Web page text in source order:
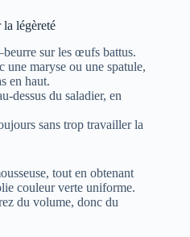
la légèreté
sur les œufs battus.
une maryse ou une spatule,
en haut.
dessus du saladier, en
sans trop travailler la
tout en obtenant
couleur verte uniforme.
du volume, donc du